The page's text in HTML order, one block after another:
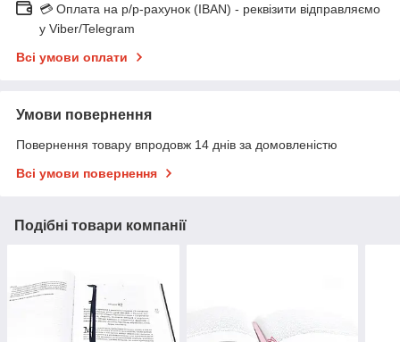
💳 Оплата на р/р-рахунок (IBAN) - реквізити відправляємо
у Viber/Telegram
Всі умови оплати
Умови повернення
Повернення товару впродовж 14 днів за домовленістю
Всі умови повернення
Подібні товари компанії